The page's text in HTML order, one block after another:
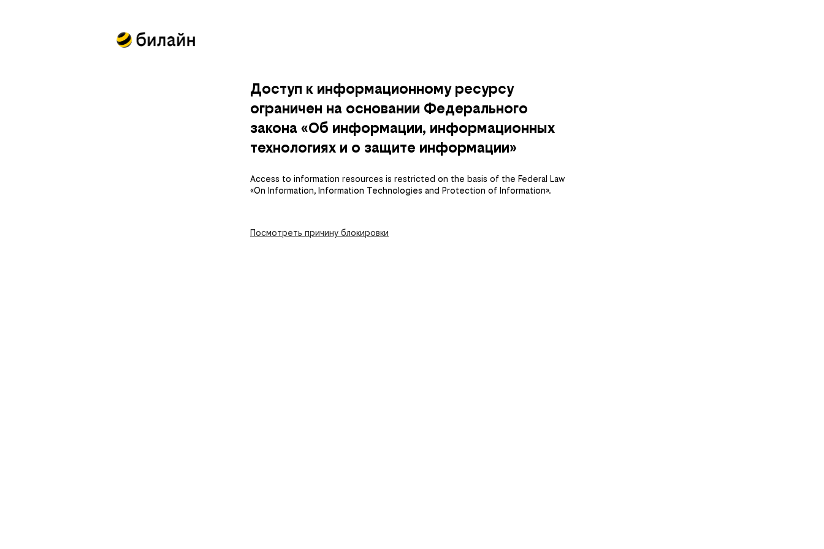
Доступ к информационному ресурсу
ограничен на основании Федерального
закона «Об информации, информационных
технологиях и о защите информации»
Access to information resources is restricted on the basis of the Federal Law
«On Information, Information Technologies and Protection of Information».
Посмотреть причину блокировки